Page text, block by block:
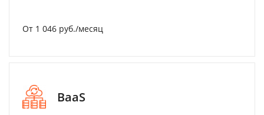
От 1 046 руб./месяц
BaaS